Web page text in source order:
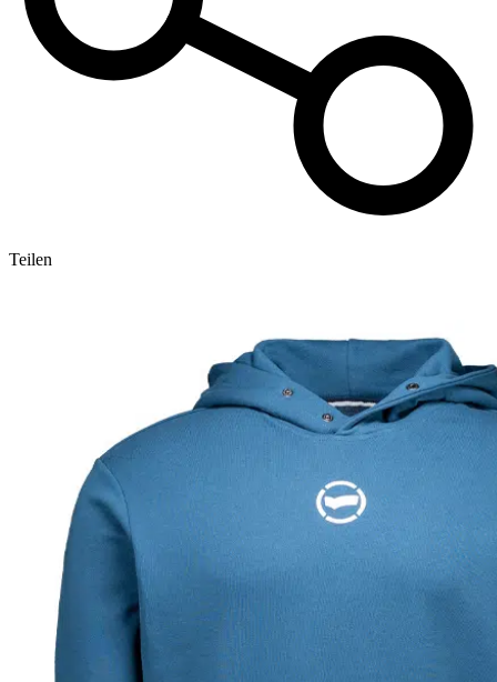
Teilen